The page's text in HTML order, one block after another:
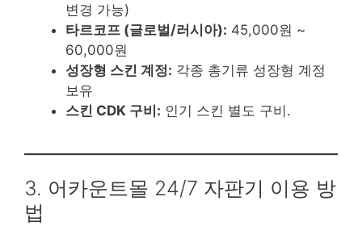
변경 가능)
타르코프 (글로벌/러시아): 45,000원 ~
60,000원
성장형 스킨 계정: 각종 총기류 성장형 계정
보유
스킨 CDK 구비: 인기 스킨 별도 구비.
3. 어카운트몰 24/7 자판기 이용 방
법